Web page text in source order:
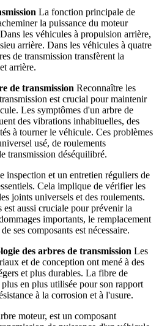
La fonction principale de
la puissance du moteur
les véhicules à propulsion arrière,
arrière. Dans les véhicules à quatre
de transmission transfèrent la
arrière.
de transmission Reconnaître les
est crucial pour maintenir
Les symptômes d'un arbre de
des vibrations inhabituelles, des
à tourner le véhicule. Ces problèmes
usé, de roulements
transmission déséquilibré.
inspection et un entretien réguliers de
Cela implique de vérifier les
joints universels et des roulements.
aussi cruciale pour prévenir la
importants, le remplacement
ses composants est nécessaire.
des arbres de transmission Les
et de conception ont mené à des
et plus durables. La fibre de
en plus utilisée pour son rapport
à la corrosion et à l'usure.
moteur, est un composant